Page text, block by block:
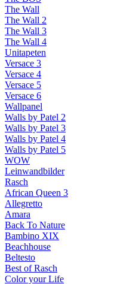
The Wall
The Wall 2
The Wall 3
The Wall 4
Unitapeten
Versace 3
Versace 4
Versace 5
Versace 6
Wallpanel
Walls by Patel 2
Walls by Patel 3
Walls by Patel 4
Walls by Patel 5
WOW
Leinwandbilder
Rasch
African Queen 3
Allegretto
Amara
Back To Nature
Bambino XIX
Beachhouse
Beltesto
Best of Rasch
Color your Life